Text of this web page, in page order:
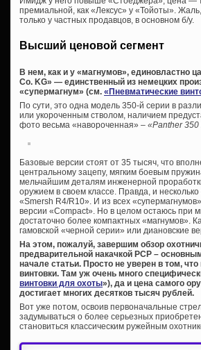
премиальной, как «Лексус» у «Тойоты».
только у частных продавцов, в основном б/у.
Высший ценовой сегмент
В нем, как и у «магнумов», единовластно
Co. KG» — единственный из немецких
«супермагнум» (см. «Пневматические
По сути, это одна модель 350-й серии в
или укороченным стволом, наличием
фото весьма «навороченная» – «Panther
Базовые версии стоят от 35 тысяч, что
центральному зацепу, мягким боевым
мельчайшим деталям инженерной
оружием в своем классе. Правда, и
«Smersh R4/R10». И из всех
версии «Compact». Но в целом остаюсь при
достаточно более компактных «магнумов».
гамовской «черной серии» или диановские
На этом, пожалуй, завершим обзор
предварительной накачкой PCP –
начале статьи. Просто не уверен в том,
винтовки. Там уж очень много
винтовки для охоты»), да и цена самого
достигает многих десятков тысяч рублей.
Вот уже потом, освоив первоначальные
задумываться о более серьезных
становиться классическим ружейным